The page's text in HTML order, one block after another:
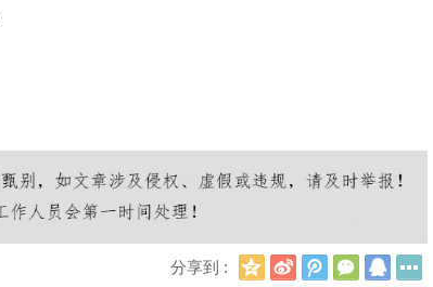
分享到 :
Q
新
浪
腾
讯
微
信
Q